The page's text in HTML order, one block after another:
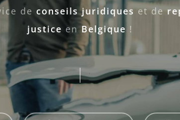
de conseils juridiques et de
justice en Belgique !